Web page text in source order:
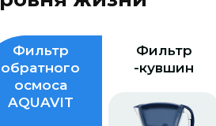
Фильтр
обратного
осмоса
AQUAVIT
Фильтр
-кувшин